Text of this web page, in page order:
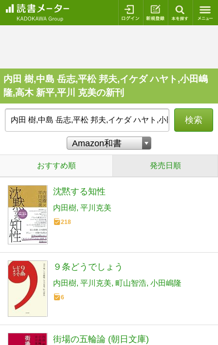
ログイン 新規登録
内田 樹,中島 岳志,平松 邦夫,イケダ ハヤト,小田嶋
隆,高木 新平,平川 克美の新刊
検索
おすすめ順 発売日順
沈黙する知性
内田樹 平川克美
218
９条どうでしょう
内田樹 平川克美 町山智浩 小田嶋隆
6
街場の五輪論 (朝日文庫)